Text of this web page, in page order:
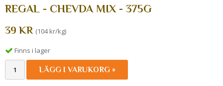
REGAL - CHEVDA MIX - 375G
39 KR (104 kr/kg)
Finns i lager
LÄGG I VARUKORG »